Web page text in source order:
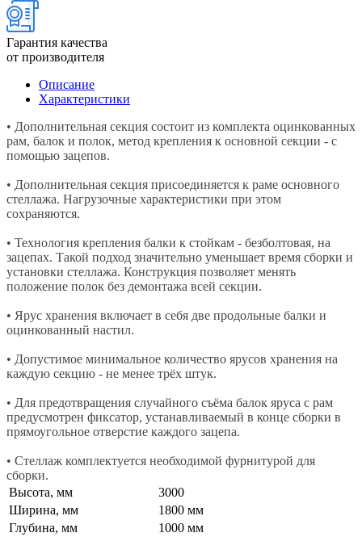
Гарантия качества
от производителя
Описание
Характеристики
• Дополнительная секция состоит из комплекта оцинкованных
рам, балок и полок, метод крепления к основной секции - с
помощью зацепов.
• Дополнительная секция присоединяется к раме основного
стеллажа. Нагрузочные характеристики при этом
сохраняются.
• Технология крепления балки к стойкам - безболтовая, на
зацепах. Такой подход значительно уменьшает время сборки и
установки стеллажа. Конструкция позволяет менять
положение полок без демонтажа всей секции.
• Ярус хранения включает в себя две продольные балки и
оцинкованный настил.
• Допустимое минимальное количество ярусов хранения на
каждую секцию - не менее трёх штук.
• Для предотвращения случайного съёма балок яруса с рам
предусмотрен фиксатор, устанавливаемый в конце сборки в
прямоугольное отверстие каждого зацепа.
• Стеллаж комплектуется необходимой фурнитурой для
сборки.
Высота, мм
3000
Ширина, мм
1800 мм
Глубина, мм
1000 мм